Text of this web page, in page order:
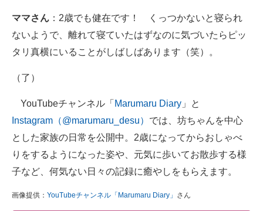
ママさん ：2歳でも健在です！ くっつかないと寝られ
ないようで、離れて寝ていたはずなのに気づいたらピッ
タリ真横にいることがしばしばあります（笑）。
（了）
YouTubeチャンネル「 Marumaru Diary 」と
Instagram（@marumaru_desu） では、坊ちゃんを中心
とした家族の日常を公開中。2歳になってからおしゃべ
りをするようになった姿や、元気に歩いてお散歩する様
子など、何気ない日々の記録に癒やしをもらえます。
画像提供： YouTubeチャンネル「Marumaru Diary」 さん